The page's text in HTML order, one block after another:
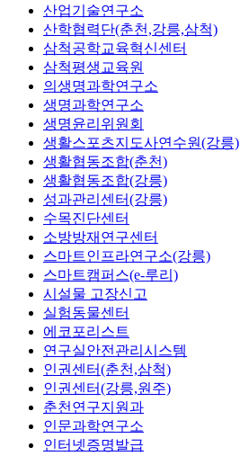
산업기술연구소
산학협력단(춘천,강릉,삼척)
삼척공학교육혁신센터
삼척평생교육원
의생명과학연구소
생명과학연구소
생명윤리위원회
생활스포츠지도사연수원(강릉)
생활협동조합(춘천)
생활협동조합(강릉)
성과관리센터(강릉)
수목진단센터
소방방재연구센터
스마트인프라연구소(강릉)
스마트캠퍼스(e-루리)
시설물 고장신고
실험동물센터
에코포리스트
연구실안전관리시스템
인권센터(춘천,삼척)
인권센터(강릉,원주)
춘천연구지원과
인문과학연구소
인터넷증명발급